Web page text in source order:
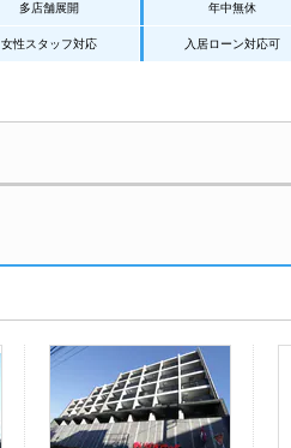
多店舗展開 年中無休
女性スタッフ対応 入居ローン対応可